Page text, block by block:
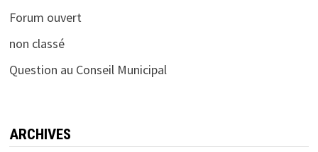
Forum ouvert
non classé
Question au Conseil Municipal
ARCHIVES